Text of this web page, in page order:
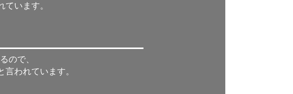
います。
ので、
われています。